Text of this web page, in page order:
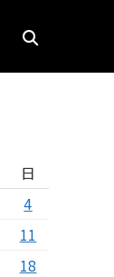
日
4
11
18